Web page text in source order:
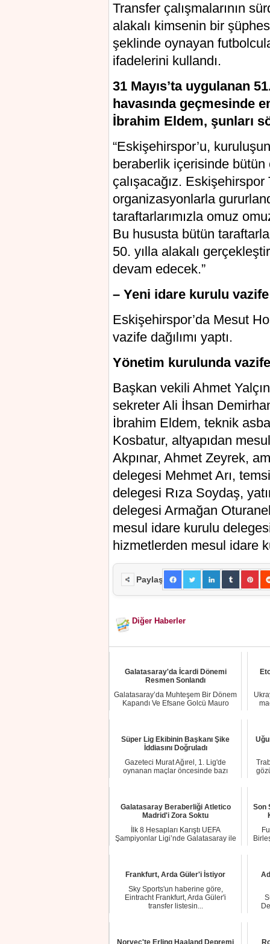
Transfer çalışmalarının
alakalı kimsenin bir
şeklinde oynayan
ifadelerini kullandı.
31 Mayıs’ta uygulanan
havasında geçmesinde
İbrahim Eldem, şunları
“Eskişehirspor’u,
beraberlik içerisinde bütün
çalışacağız. Eskişehirspor
organizasyonlarla
taraftarlarımızla omuz
Bu hususta bütün
50. yılla alakalı
devam edecek.”
– Yeni idare kurulu vazife
Eskişehirspor’da Mesut
vazife dağılımı yaptı.
Yönetim kurulunda vazife
Başkan vekili Ahmet
sekreter Ali İhsan
İbrahim Eldem, teknik
Kosbatur, altyapıdan
Akpınar, Ahmet Zeyrek,
delegesi Mehmet Arı,
delegesi Rıza Soydaş,
delegesi Armağan
mesul idare kurulu
hizmetlerden mesul idare
Paylaş
Diğer Haberler
Galatasaray'da İcardi Dönemi
Resmen Sonlandı
Galatasaray’da Muhteşem Bir Dönem
Kapandı Ve Efsane Golcü Mauro
Süper Lig Ekibinin Başkanı Şike
İddiasını Doğruladı
Gazeteci Murat Ağırel, 1. Lig'de
oynanan maçlar öncesinde bazı
Galatasaray Beraberliği Atletico
Madrid'i Zora Soktu
İlk 8 Hesapları Karıştı UEFA
Şampiyonlar Ligi’nde Galatasaray ile
Son
Frankfurt, Arda Güler'i İstiyor
Sky Sports'un haberine göre,
Eintracht Frankfurt, Arda Güler'i
transfer listesin...